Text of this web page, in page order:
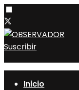
Suscribir
Inicio